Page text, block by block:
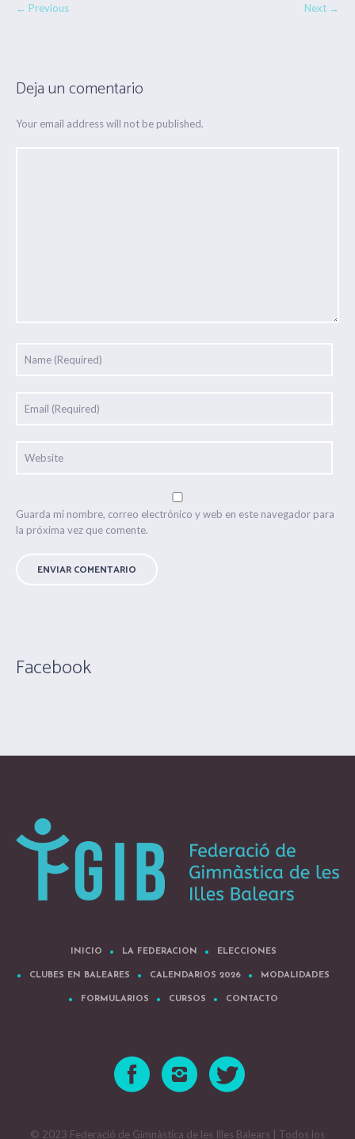
← Previous Next →
Deja un comentario
Your email address will not be published.
Guarda mi nombre, correo electrónico y web en este navegador para
la próxima vez que comente.
Facebook
INICIO LA FEDERACION ELECCIONES
CLUBES EN BALEARES CALENDARIOS 2026 MODALIDADES
FORMULARIOS CURSOS CONTACTO
© 2023 Federació de Gimnàstica de les Illes Balears | Todos los